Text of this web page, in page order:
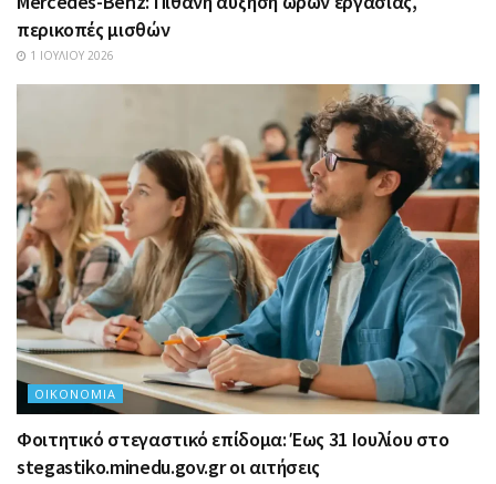
περικοπές μισθών
1 ΙΟΥΛΊΟΥ 2026
ΟΙΚΟΝΟΜΊΑ
Φοιτητικό στεγαστικό επίδομα: Έως 31 Ιουλίου στο
stegastiko.minedu.gov.gr οι αιτήσεις